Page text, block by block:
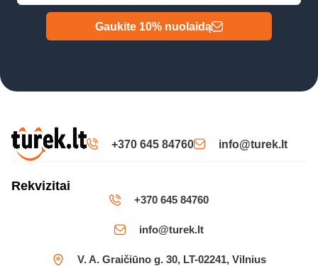
Gaukite 10% nuolaidą
+370 645 84760 info@turek.lt
Rekvizitai
+370 645 84760
info@turek.lt
V. A. Graičiūno g. 30, LT-02241, Vilnius